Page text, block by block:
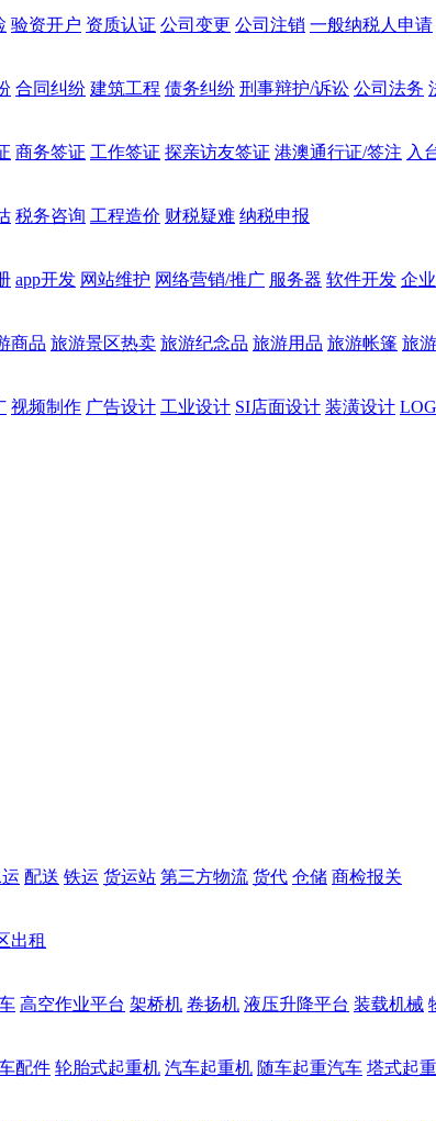
验资开户 资质认证 公司变更 公司注销 一般纳税人申请
合同纠纷 建筑工程 债务纠纷 刑事辩护/诉讼 公司法务
商务签证 工作签证 探亲访友签证 港澳通行证/签注 入
税务咨询 工程造价 财税疑难 纳税申报
app开发 网站维护 网络营销/推广 服务器 软件开发 企
商品 旅游景区热卖 旅游纪念品 旅游用品 旅游帐篷 旅
视频制作 广告设计 工业设计 SI店面设计 装潢设计
配送 铁运 货运站 第三方物流 货代 仓储 商检报关
出租
高空作业平台 架桥机 卷扬机 液压升降平台 装载机械
配件 轮胎式起重机 汽车起重机 随车起重汽车 塔式起